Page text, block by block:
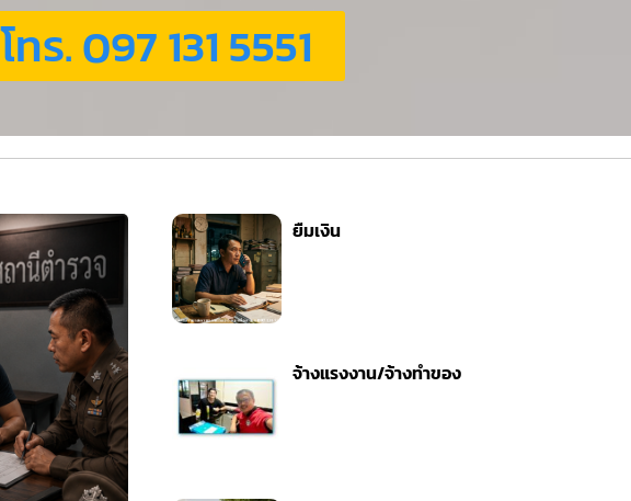
โทร. 097 131 5551
ยืมเงิน
จ้างแรงงาน/จ้างทำของ